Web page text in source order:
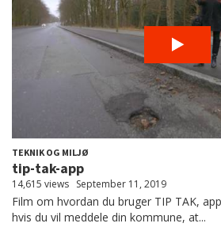
TEKNIK OG MILJØ
tip-tak-app
14,615 views September 11, 2019
Film om hvordan du bruger TIP TAK,
hvis du vil meddele din kommune, at...